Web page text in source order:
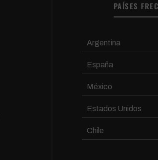
PAÍSES
Argentina
España
México
Estados Unidos
Chile